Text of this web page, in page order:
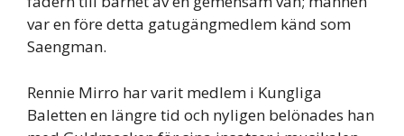
var en före detta gatugängmedlem känd som
Saengman.
Rennie Mirro har varit medlem i Kungliga
Baletten en längre tid och nyligen belönades han